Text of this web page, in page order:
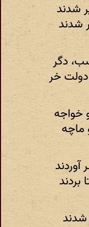
شدند
شدند
دگر
خر
خواجه
ماچه
بردند
شدند